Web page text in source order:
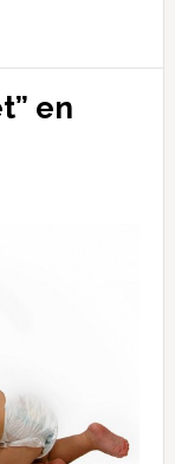
en